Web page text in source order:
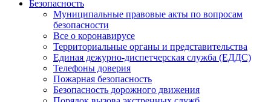
Безопасность
Муниципальные правовые акты по вопросам
безопасности
Все о коронавирусе
Территориальные органы и представительства
Единая дежурно-диспетчерская служба (ЕДДС)
Телефоны доверия
Пожарная безопасность
Безопасность дорожного движения